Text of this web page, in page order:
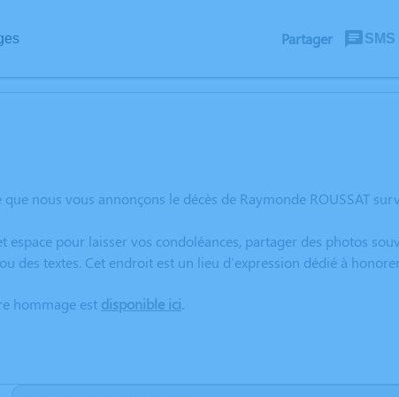
Partager SMS
que nous vous annonçons le décès de Raymonde ROUSSAT
espace pour laisser vos condoléances, partager des photos
des textes. Cet endroit est un lieu d'expression dédié à
hommage est disponible ici.